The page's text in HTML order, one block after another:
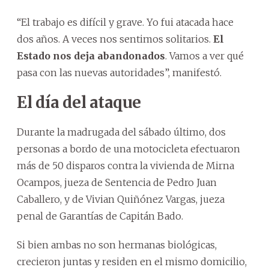
“El trabajo es difícil y grave. Yo fui atacada hace
dos años. A veces nos sentimos solitarios. El
Estado nos deja abandonados. Vamos a ver qué
pasa con las nuevas autoridades”, manifestó.
El día del ataque
Durante la madrugada del sábado último, dos
personas a bordo de una motocicleta efectuaron
más de 50 disparos contra la vivienda de Mirna
Ocampos, jueza de Sentencia de Pedro Juan
Caballero, y de Vivian Quiñónez Vargas, jueza
penal de Garantías de Capitán Bado.
Si bien ambas no son hermanas biológicas,
crecieron juntas y residen en el mismo domicilio,